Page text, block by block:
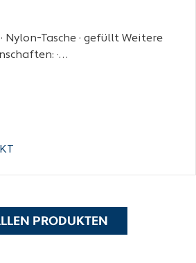
Nylon-Tasche · gefüllt Weitere
·…
PRODUKTEN